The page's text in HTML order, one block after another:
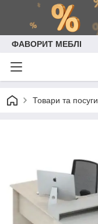
ФАВОРИТ МЕБЛІ
Товари та посуги